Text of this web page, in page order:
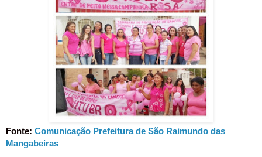
Fonte: Comunicação Prefeitura de São Raimundo das
Mangabeiras